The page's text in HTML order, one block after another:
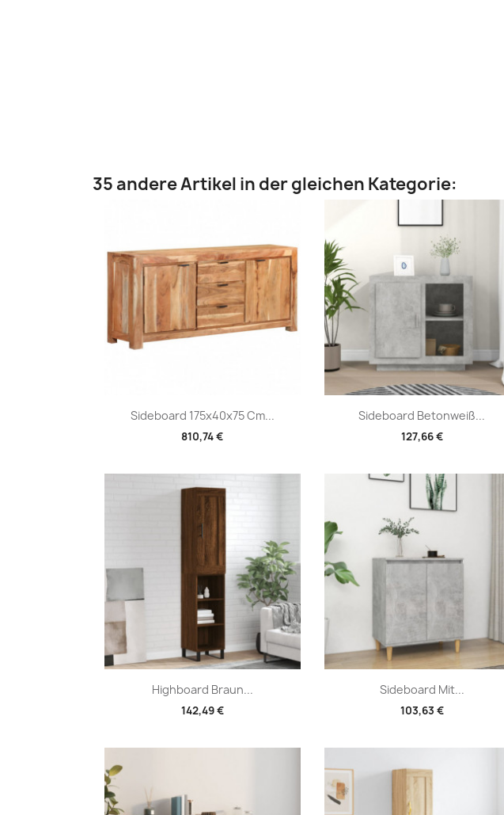
35 andere Artikel in der gleichen Kategorie:
Sideboard 175x40x75 Cm...
810,74 €
Vorschau Sideboard Betonweiß...
127,66 €
Vorschau
Highboard Braun...
142,49 €
Vorschau Sideboard Mit...
103,63 €
Vorschau